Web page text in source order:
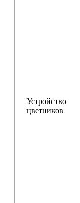
Устройство
цветников